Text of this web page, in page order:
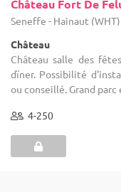
Château Fort De
Seneffe - Hainaut (WHT)
Château
Château salle des
dïner. Possibilité
ou conseillé. Grand
4-250